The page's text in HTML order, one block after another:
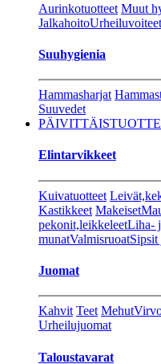
Aurinkotuotteet Muut
JalkahoitoUrheiluvoiteet
Suuhygienia
Hammasharjat
Suuvedet
Elintarvikkeet
Kuivatuotteet
Kastikkeet Makeiset
pekonit,leikkeleetLiha-
munatValmisruoatSipsit
Juomat
Kahvit Teet Mehut
Urheilujuomat
Taloustavarat